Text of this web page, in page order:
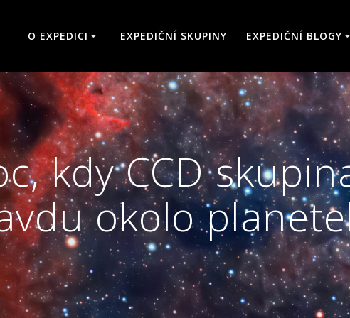
O EXPEDICI EXPEDIČNÍ SKUPINY EXPEDIČNÍ BLOGY
kdy CCD
okolo